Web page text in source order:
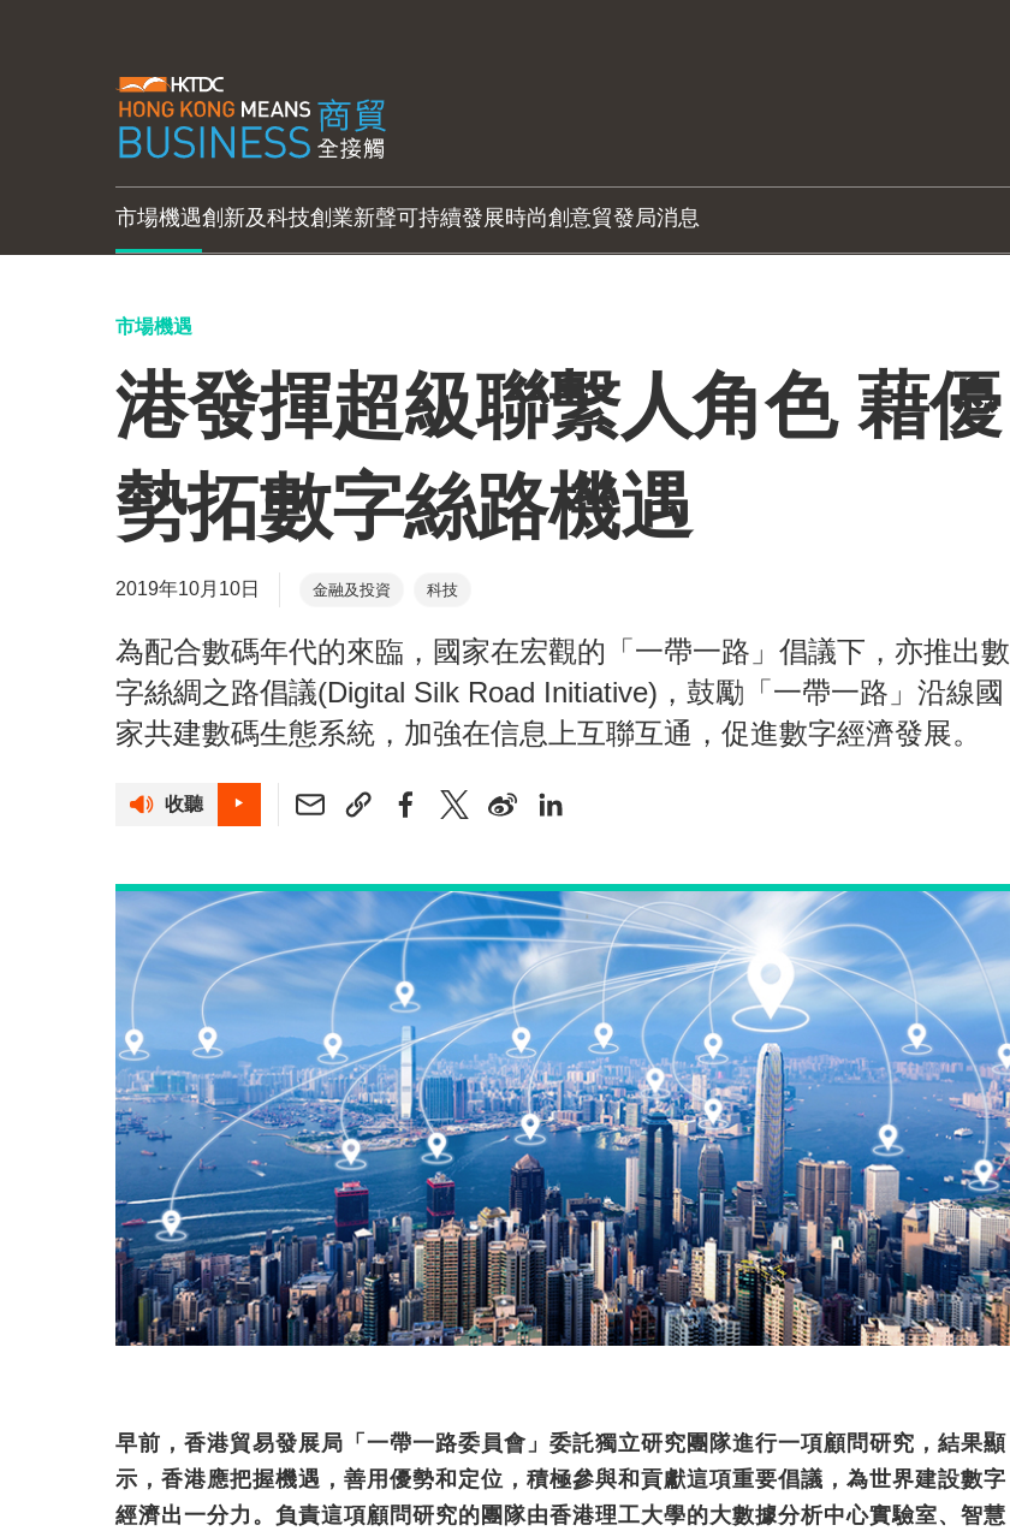
市場機遇創新及科技創業新聲可持續發展時尚創意貿發局消息
市場機遇
港發揮超級聯繫人角色 藉優
勢拓數字絲路機遇
2019年10月10日 金融及投資 科技
為配合數碼年代的來臨，國家在宏觀的「一帶一路」倡議下，亦推出數
字絲綢之路倡議(Digital Silk Road Initiative)，鼓勵「一帶一路」沿線國
家共建數碼生態系統，加強在信息上互聯互通，促進數字經濟發展。
收聽
早前，香港貿易發展局「一帶一路委員會」委託獨立研究團隊進行一項顧問研究，結果顯
示，香港應把握機遇，善用優勢和定位，積極參與和貢獻這項重要倡議，為世界建設數字
經濟出一分力。負責這項顧問研究的團隊由香港理工大學的大數據分析中心實驗室、智慧